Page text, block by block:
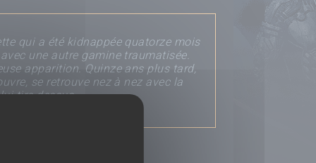
qui a été kidnappée quatorze mois
une autre gamine traumatisée.
apparition. Quinze ans plus tard,
se retrouve nez à nez avec la
tire dessus...